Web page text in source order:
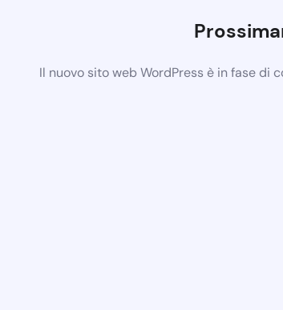
Il nuovo sito web WordPress è in fase di